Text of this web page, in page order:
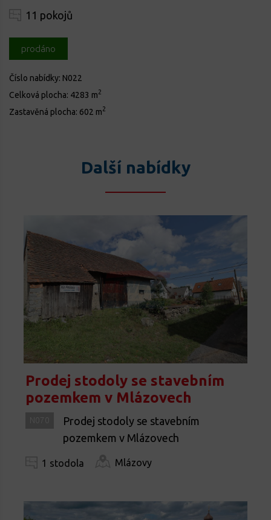
11 pokojů
prodáno
Číslo nabídky: N022
Celková plocha: 4283 m2
Zastavěná plocha: 602 m2
Další nabídky
Prodej stodoly se stavebním
pozemkem v Mlázovech
Prodej stodoly se stavebním
pozemkem v Mlázovech
1 stodola Mlázovy